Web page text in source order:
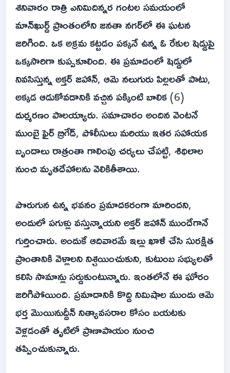
శనివారం రాత్రి ఎనిమిదిన్నర గంటల సమయంలో
మాన్‌ఖుర్ద్ ప్రాంతంలోని జనతా నగర్‌లో ఈ ఘటన
జరిగింది. ఒక అక్రమ కట్టడం పక్కనే ఉన్న ఓ రేకుల షెడ్డుపై
ఒక్కసారిగా కుప్పకూలింది. ఈ ప్రమాదంలో షెడ్డులో
నివసిస్తున్న అక్తర్ జహాన్, ఆమె నలుగురు పిల్లలతో పాటు,
అక్కడ ఆడుకోవడానికి వచ్చిన పక్కింటి బాలిక (6)
దుర్మరణం పాలయ్యారు. సమాచారం అందిన వెంటనే
ముంబై ఫైర్ బ్రిగేడ్, పోలీసులు మరియు ఇతర సహాయక
బృందాలు రాత్రంతా గాలింపు చర్యలు చేపట్టి, శిథిలాల
నుంచి మృతదేహాలను వెలికితీశాయి.
పొరుగున ఉన్న భవనం ప్రమాదకరంగా మారిందని,
అందులో పగుళ్లు వస్తున్నాయని అక్తర్ జహాన్ ముందేగానే
గుర్తించారు. అందుకే ఆదివారమే ఇల్లు ఖాళీ చేసి సురక్షిత
ప్రాంతానికి వెళ్లాలని నిశ్చయించుకుని, కుటుంబ సభ్యులతో
కలిసి సామాన్లు సర్దుకుంటున్నారు. ఇంతలోనే ఈ ఘోరం
జరిగిపోయింది. ప్రమాదానికి కొద్ది నిమిషాల ముందు ఆమె
భర్త మొయినుద్దీన్ నిత్యావసరాల కోసం బయటకు
వెళ్లడంతో తృటిలో ప్రాణాపాయం నుంచి
తప్పించుకున్నారు.